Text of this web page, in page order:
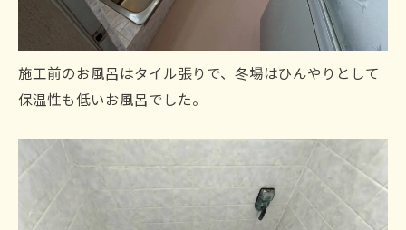
施工前のお風呂はタイル張りで、冬場はひんやりとして
保温性も低いお風呂でした。